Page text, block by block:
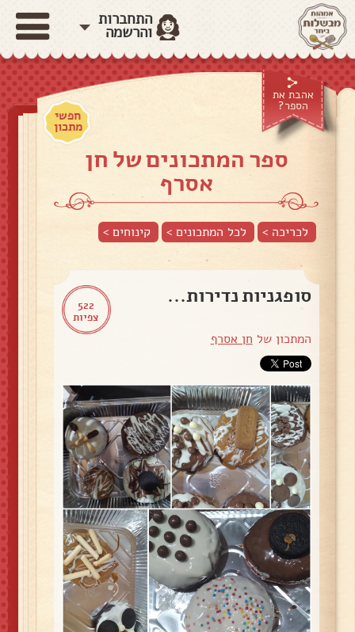
התחברות
והרשמה
אהבת את
הספר?
חפשי
מתכון
ספר המתכונים של חן
אסרף
לכריכה > לכל המתכונים > קינוחים>
522
צפיות
סופגניות נדירות...
המתכון של חן אסרף